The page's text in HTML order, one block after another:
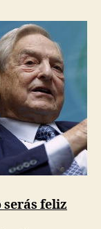
serás feliz